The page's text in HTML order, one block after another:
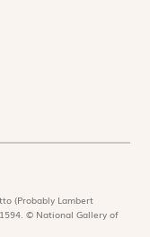
(Probably Lambert
© National Gallery of